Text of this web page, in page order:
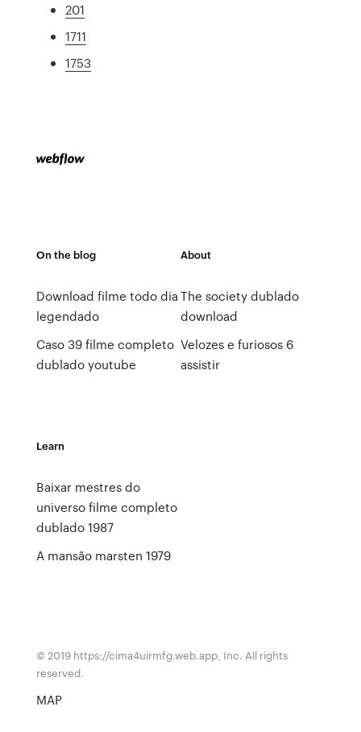
201
1711
1753
On the blog
Download filme todo dia
legendado
Caso 39 filme completo
dublado youtube
About
The society dublado
download
Velozes e furiosos 6
assistir
Learn
Baixar mestres do
universo filme completo
dublado 1987
A mansão marsten 1979
© 2019 https://cima4uirmfg.web.app, Inc. All rights
reserved.
MAP